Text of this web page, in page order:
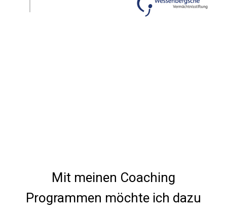
Mit meinen Coaching
Programmen möchte ich dazu